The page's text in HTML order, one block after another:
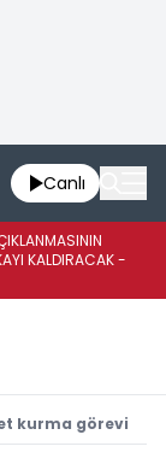
Canlı
KALDIRACAK -
kurma görevi